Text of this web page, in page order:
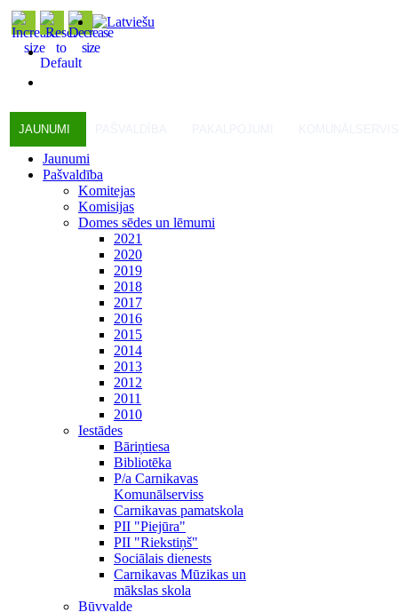
JAUNUMI
Jaunumi
Pašvaldība
Komitejas
Komisijas
Domes sēdes un lēmumi
2021
2020
2019
2018
2017
2016
2015
2014
2013
2012
2011
2010
Iestādes
Bāriņtiesa
Bibliotēka
P/a Carnikavas
Komunālserviss
Carnikavas pamatskola
PII "Piejūra"
PII "Riekstiņš"
Sociālais dienests
Carnikavas Mūzikas un
mākslas skola
Būvvalde